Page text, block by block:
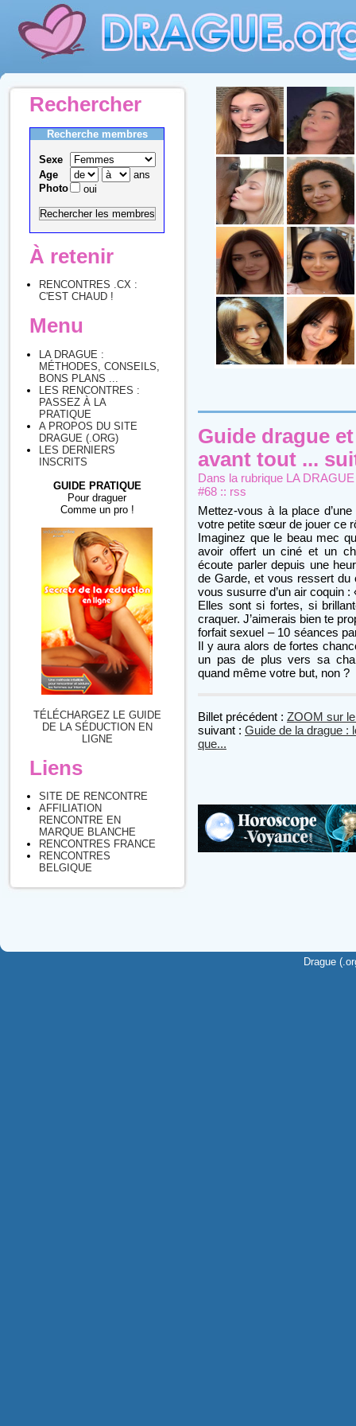
Rechercher
Recherche membres
Sexe
Age
ans
Photo
oui
À retenir
RENCONTRES .CX :
C'EST CHAUD !
Menu
LA DRAGUE :
MÉTHODES, CONSEILS,
BONS PLANS ...
LES RENCONTRES :
PASSEZ À LA
PRATIQUE
A PROPOS DU SITE
DRAGUE (.ORG)
LES DERNIERS
INSCRITS
GUIDE PRATIQUE
Pour draguer
Comme un pro !
TÉLÉCHARGEZ LE GUIDE
DE LA SÉDUCTION EN
LIGNE
Liens
SITE DE RENCONTRE
AFFILIATION
RENCONTRE EN
MARQUE BLANCHE
RENCONTRES FRANCE
RENCONTRES
BELGIQUE
Guide drague
avant tout ...
Dans la rubrique LA
#68 :: rss
Mettez-vous à la place
votre petite sœur de jouer ce
Imaginez que le beau mec
avoir offert un ciné et un
écoute parler depuis une
de Garde, et vous ressert du
vous susurre d’un air coquin
Elles sont si fortes, si
craquer. J’aimerais bien te
forfait sexuel – 10 séances
Il y aura alors de fortes
un pas de plus vers sa
quand même votre but, non ?
Billet précédent : ZOOM sur
suivant : Guide de la drague :
que...
Drague